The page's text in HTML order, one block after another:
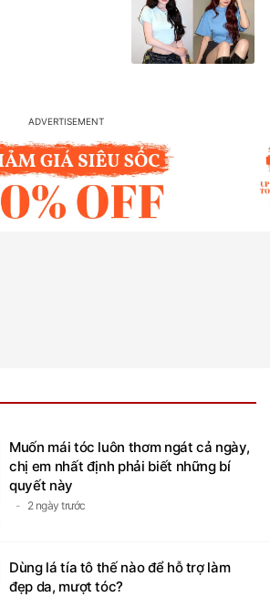
Muốn mái tóc luôn thơm ngát cả ngày,
chị em nhất định phải biết những bí
quyết này
2 ngày trước
Dùng lá tía tô thế nào để hỗ trợ làm
đẹp da, mượt tóc?